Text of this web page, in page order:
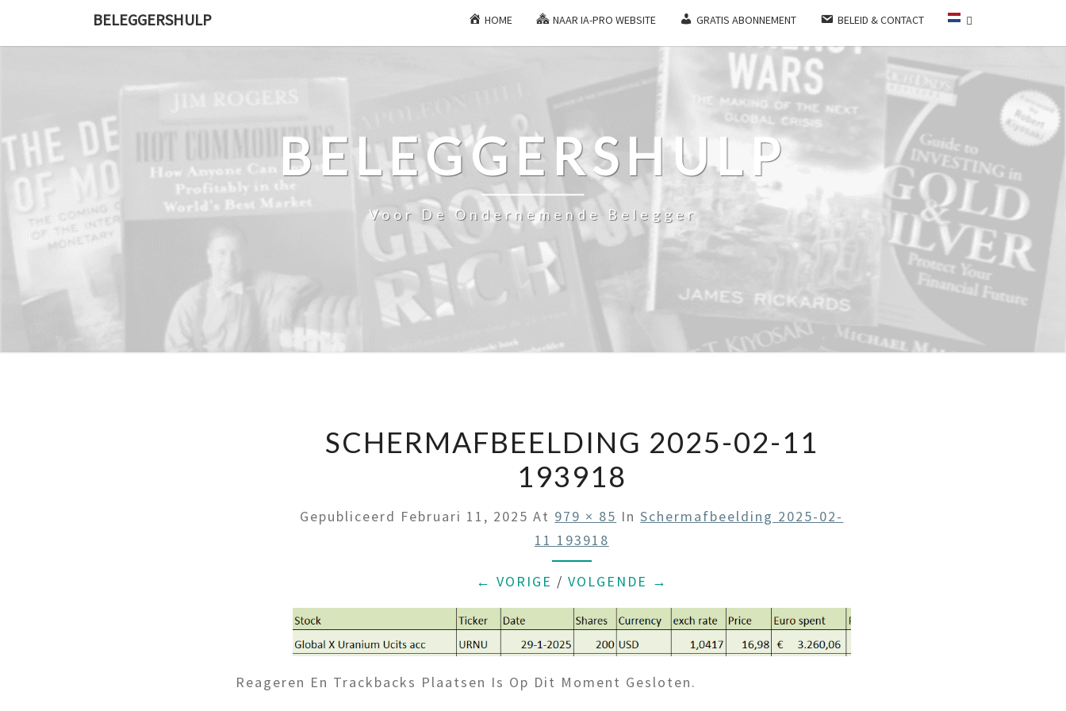
BELEGGERSHULP HOME NAAR IA-PRO WEBSITE GRATIS ABONNEMENT BELEID & CONTACT
BELEGGERSHULP
Voor De Ondernemende Belegger
SCHERMAFBEELDING 2025-02-11
193918
Gepubliceerd Februari 11, 2025 At 979 × 85 InSchermafbeelding 2025-02-
11 193918
← VORIGE / VOLGENDE →
Reageren En Trackbacks Plaatsen Is Op Dit Moment Gesloten.